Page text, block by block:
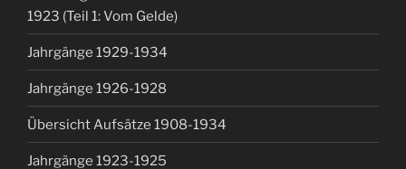
1923 (Teil 1: Vom Gelde)
Jahrgänge 1929-1934
Jahrgänge 1926-1928
Übersicht Aufsätze 1908-1934
Jahrgänge 1923-1925